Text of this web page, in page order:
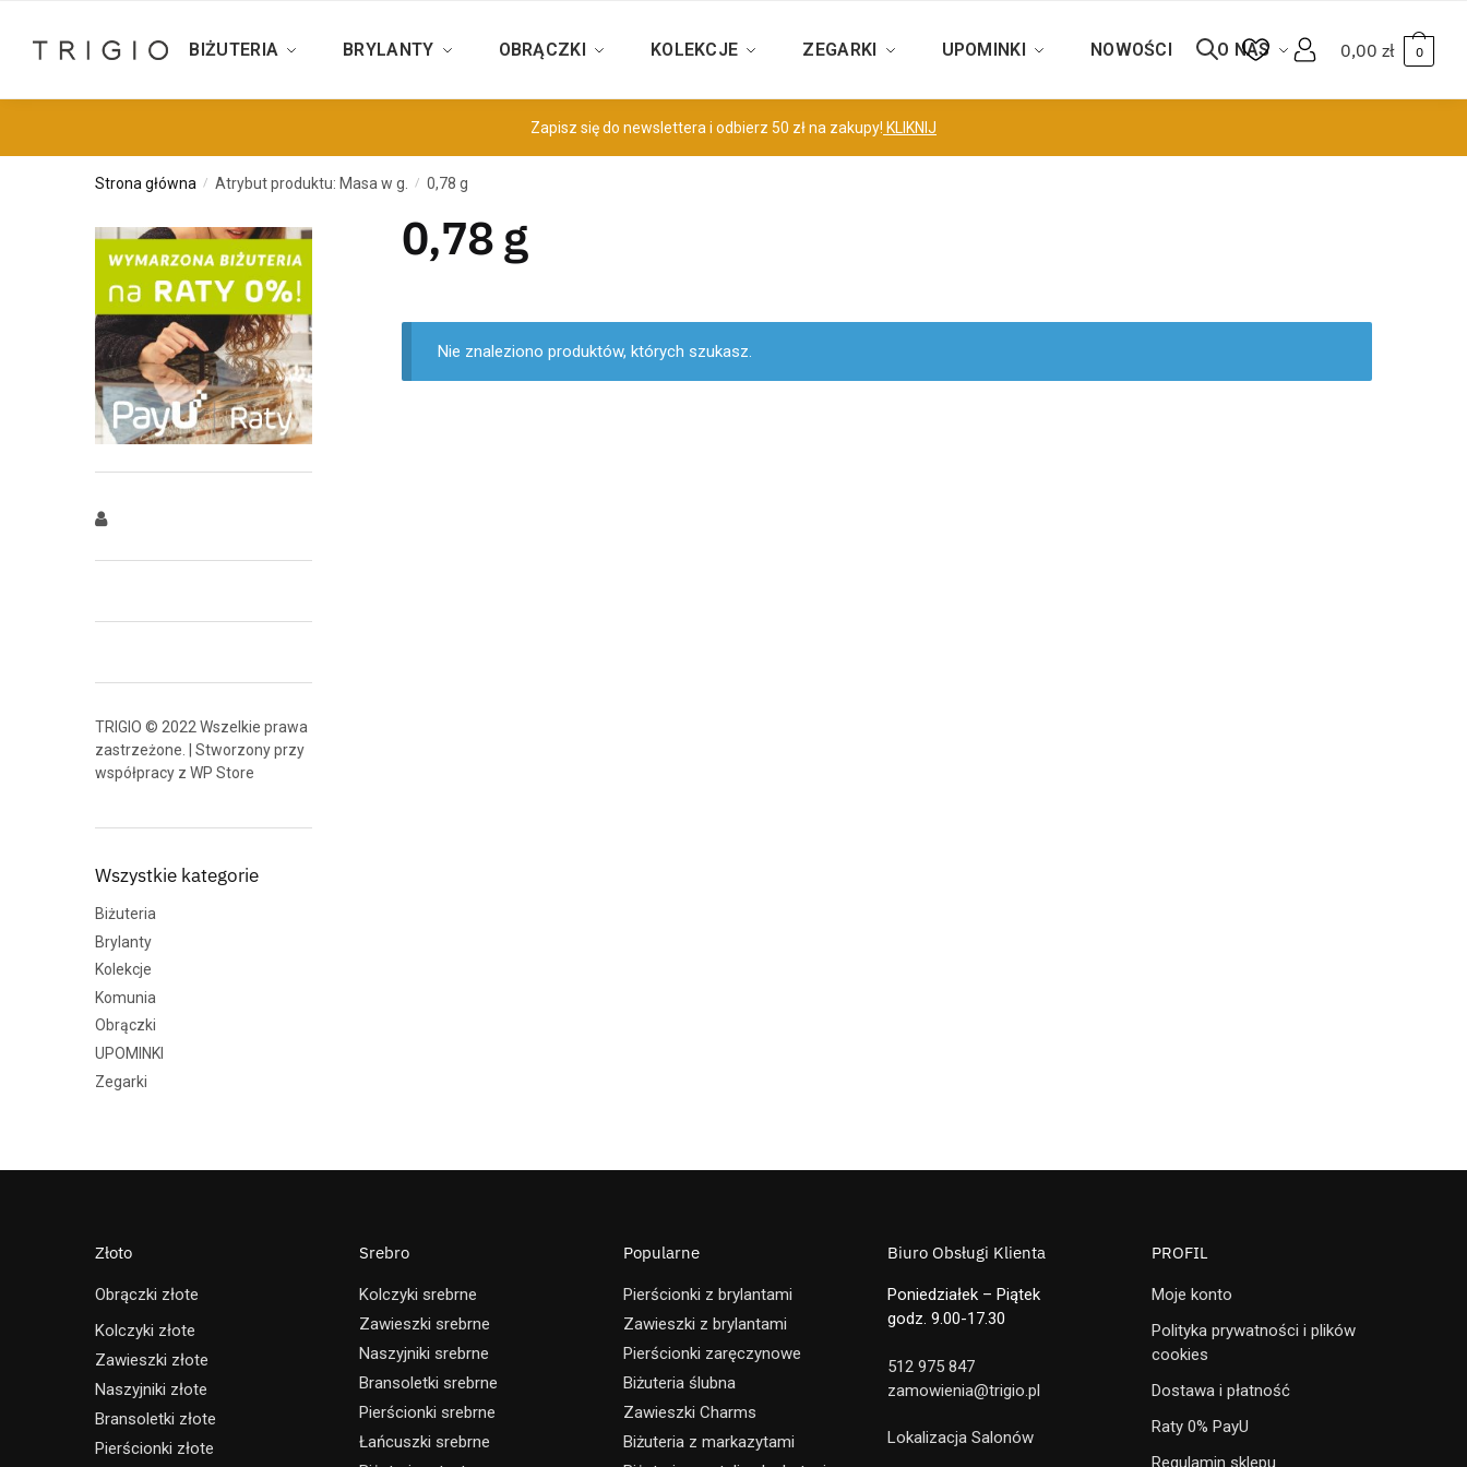
BIŻUTERIA BRYLANTY OBRĄCZKI KOLEKCJE ZEGARKI UPOMINKI NOWOŚCI O NAS 0,00 zł 0
Zapisz się do newslettera i odbierz 50 zł na zakupy! KLIKNIJ
Strona główna / Atrybut produktu: Masa w g. / 0,78 g
0,78 g
Nie znaleziono produktów, których szukasz.
TRIGIO © 2022 Wszelkie prawa
zastrzeżone. | Stworzony przy
współpracy z WP Store
Wszystkie kategorie
Biżuteria
Brylanty
Kolekcje
Komunia
Obrączki
UPOMINKI
Zegarki
Złoto
Obrączki złote
Kolczyki złote
Zawieszki złote
Naszyjniki złote
Bransoletki złote
Pierścionki złote
Srebro
Kolczyki srebrne
Zawieszki srebrne
Naszyjniki srebrne
Bransoletki srebrne
Pierścionki srebrne
Łańcuszki srebrne
Popularne
Pierścionki z brylantami
Zawieszki z brylantami
Pierścionki zaręczynowe
Biżuteria ślubna
Zawieszki Charms
Biżuteria z markazytami
Biuro Obsługi Klienta
Poniedziałek – Piątek
godz. 9.00-17.30
512 975 847
zamowienia@trigio.pl
Lokalizacja Salonów
PROFIL
Moje konto
Polityka prywatności i plików
cookies
Dostawa i płatność
Raty 0% PayU
Regulamin sklepu